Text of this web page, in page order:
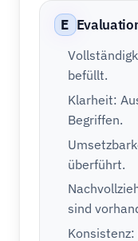
E
befüllt.
Klarheit:
Begriffen.
überführt.
sind